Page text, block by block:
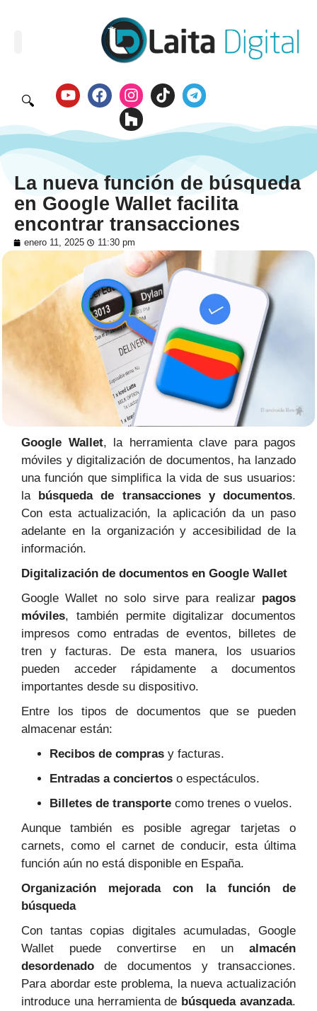
🔍
La nueva función de búsqueda
en Google Wallet facilita
encontrar transacciones
enero 11, 2025 11:30 pm
Google Wallet, la herramienta clave para pagos
móviles y digitalización de documentos, ha lanzado
una función que simplifica la vida de sus usuarios:
la búsqueda de transacciones y documentos.
Con esta actualización, la aplicación da un paso
adelante en la organización y accesibilidad de la
información.
Digitalización de documentos en Google Wallet
Google Wallet no solo sirve para realizar pagos
móviles, también permite digitalizar documentos
impresos como entradas de eventos, billetes de
tren y facturas. De esta manera, los usuarios
pueden acceder rápidamente a documentos
importantes desde su dispositivo.
Entre los tipos de documentos que se pueden
almacenar están:
Recibos de compras y facturas.
Entradas a conciertos o espectáculos.
Billetes de transporte como trenes o vuelos.
Aunque también es posible agregar tarjetas o
carnets, como el carnet de conducir, esta última
función aún no está disponible en España.
Organización mejorada con la función de
búsqueda
Con tantas copias digitales acumuladas, Google
Wallet puede convertirse en un almacén
desordenado de documentos y transacciones.
Para abordar este problema, la nueva actualización
introduce una herramienta de búsqueda avanzada.